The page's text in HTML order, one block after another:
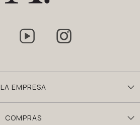
LA EMPRESA
COMPRAS
 